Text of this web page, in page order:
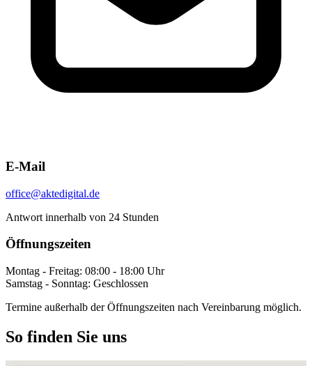
E-Mail
office@aktedigital.de
Antwort innerhalb von 24 Stunden
Öffnungszeiten
Montag - Freitag: 08:00 - 18:00 Uhr
Samstag - Sonntag: Geschlossen
Termine außerhalb der Öffnungszeiten nach Vereinbarung möglich.
So finden Sie uns